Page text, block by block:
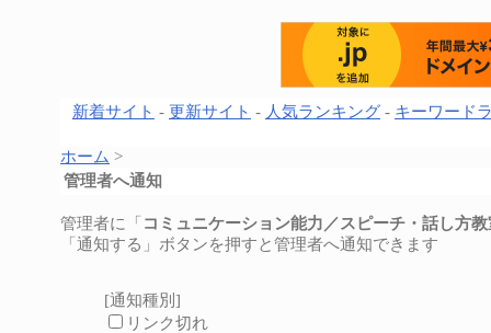
新着サイト - 更新サイト - 人気ランキング - キーワード
ホーム >
管理者へ通知
管理者に「 コミュニケーション能力／スピーチ・話し方教
「通知する」ボタンを押すと管理者へ通知できます
[通知種別]
リンク切れ